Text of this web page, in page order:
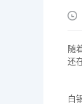
随
还
白